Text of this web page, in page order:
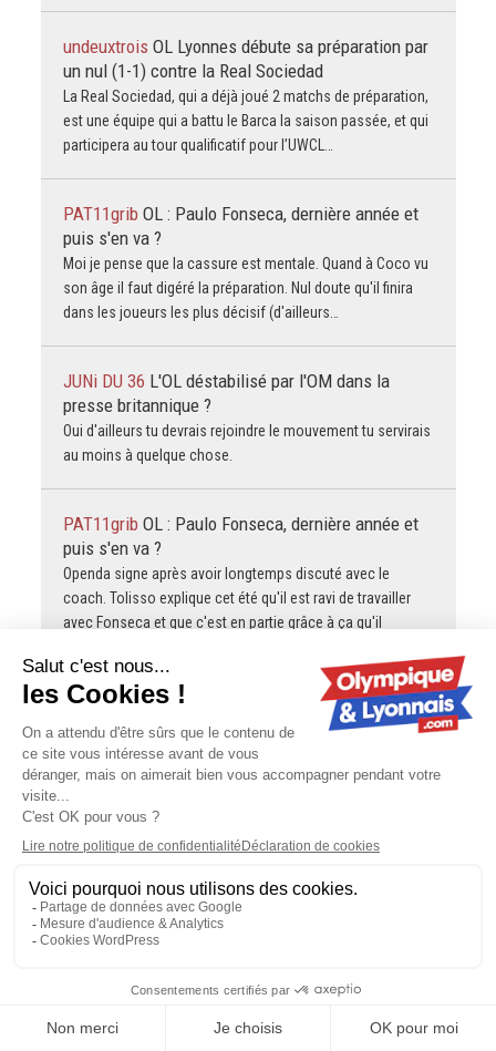
undeuxtrois OL Lyonnes débute sa préparation par
un nul (1-1) contre la Real Sociedad
La Real Sociedad, qui a déjà joué 2 matchs de préparation,
est une équipe qui a battu le Barca la saison passée, et qui
participera au tour qualificatif pour l’UWCL…
PAT11grib OL : Paulo Fonseca, dernière année et
puis s'en va ?
Moi je pense que la cassure est mentale. Quand à Coco vu
son âge il faut digéré la préparation. Nul doute qu'il finira
dans les joueurs les plus décisif (d'ailleurs…
JUNi DU 36 L'OL déstabilisé par l'OM dans la
presse britannique ?
Oui d'ailleurs tu devrais rejoindre le mouvement tu servirais
au moins à quelque chose.
PAT11grib OL : Paulo Fonseca, dernière année et
puis s'en va ?
Openda signe après avoir longtemps discuté avec le
coach. Tolisso explique cet été qu'il est ravi de travailler
avec Fonseca et que c'est en partie grâce à ça qu'il
OL : Paulo Fonseca, dernière année et
puis s'en va ?
Bravo pour ce post plein d'analyse et de mesure.
OL : Paulo Fonseca, dernière année et
puis s'en va ?
C'est dingue ça d'avoir des avis aussi tranchés sans
regardé les matchs. Du coup tu répètes ce que tu lus ? Moi
j'aime trop l'OL pour ne pas regarder. Je…
cavegoneOL - Mercato : Orel Mangala prêté à
Getafe